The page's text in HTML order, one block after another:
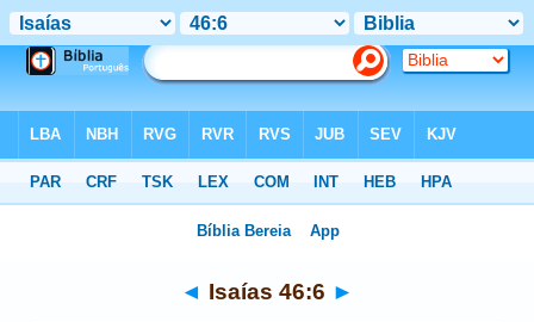
◄ Isaías 46:6 ►